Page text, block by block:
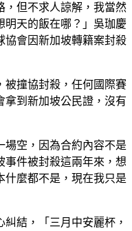
，但不求人諒解，我當然
明天的飯在哪？」吳珈慶
協會因新加坡轉籍案封殺
被撞協封殺，任何國際賽
拿到新加坡公民證，沒有
場空，因為合約內容不是
事件被封殺這兩年來，想
什麼都不是，現在我只是
結，「三月中安麗杯，